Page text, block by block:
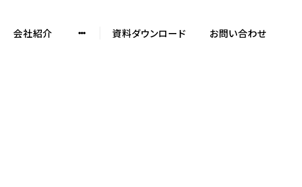
会社紹介 資料ダウンロード お問い合わせ